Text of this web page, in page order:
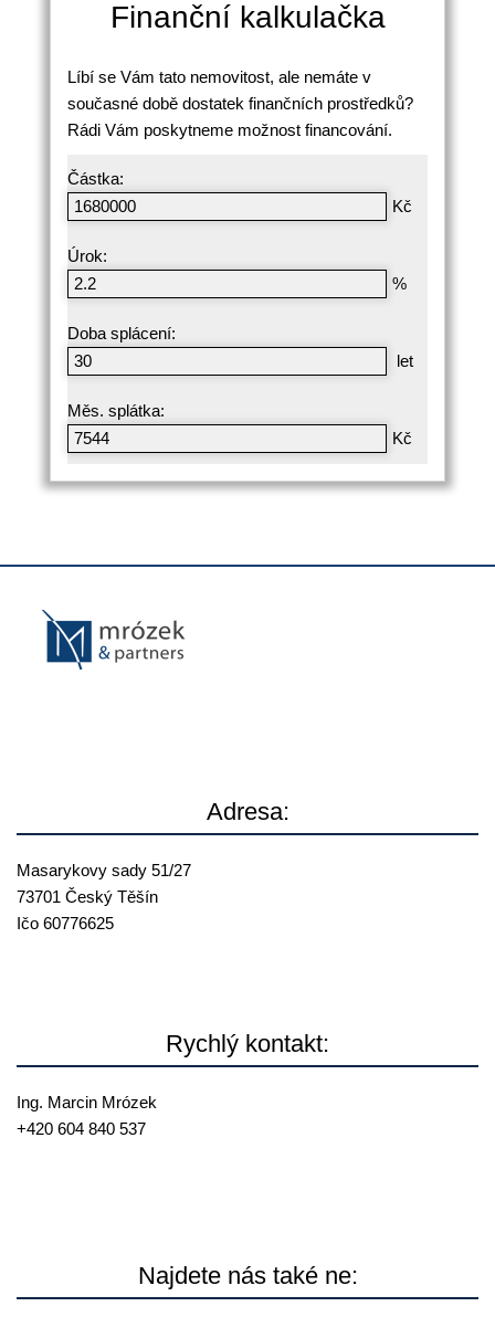
Finanční kalkulačka
Líbí se Vám tato nemovitost, ale nemáte v
současné době dostatek finančních prostředků?
Rádi Vám poskytneme možnost financování.
Částka:
Kč
Úrok:
%
Doba splácení:
let
Měs. splátka:
Kč
Adresa:
Masarykovy sady 51/27
73701 Český Těšín
Ičo 60776625
Rychlý kontakt:
Ing. Marcin Mrózek
+420 604 840 537
Najdete nás také ne: